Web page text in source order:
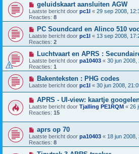
geluidskaart aansluiten AGW
Laatste bericht door pc1l « 29 sep 2008,
Reacties: 8
PC Soundcard en Alinco 510
Laatste bericht door pc1l « 13 sep 2008,
Reacties: 2
Luchtvaart en APRS :
Laatste bericht door pa10403 « 30 jun 2008,
Reacties: 1
Bakenteksten : PHG codes
Laatste bericht door pc1l « 30 jun 2008,
APRS - UI-view: kaartje
Laatste bericht door Tjalling PE1RQM « 26
Reacties: 15
aprs op 70
Laatste bericht door pa10403 « 18 jun 2008,
Reacties: 8